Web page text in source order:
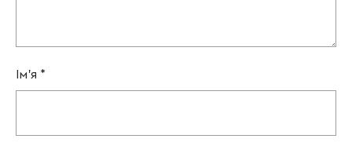
Ім'я *